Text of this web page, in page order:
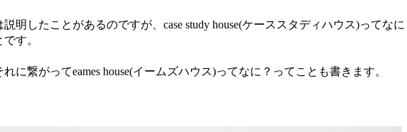
説明したことがあるのですが、case study house(ケーススタディハウス)ってなに
す。
に繋がってeames house(イームズハウス)ってなに？ってことも書きます。